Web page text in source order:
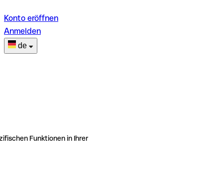
Konto eröffnen
Anmelden
de
Funktionen in Ihrer